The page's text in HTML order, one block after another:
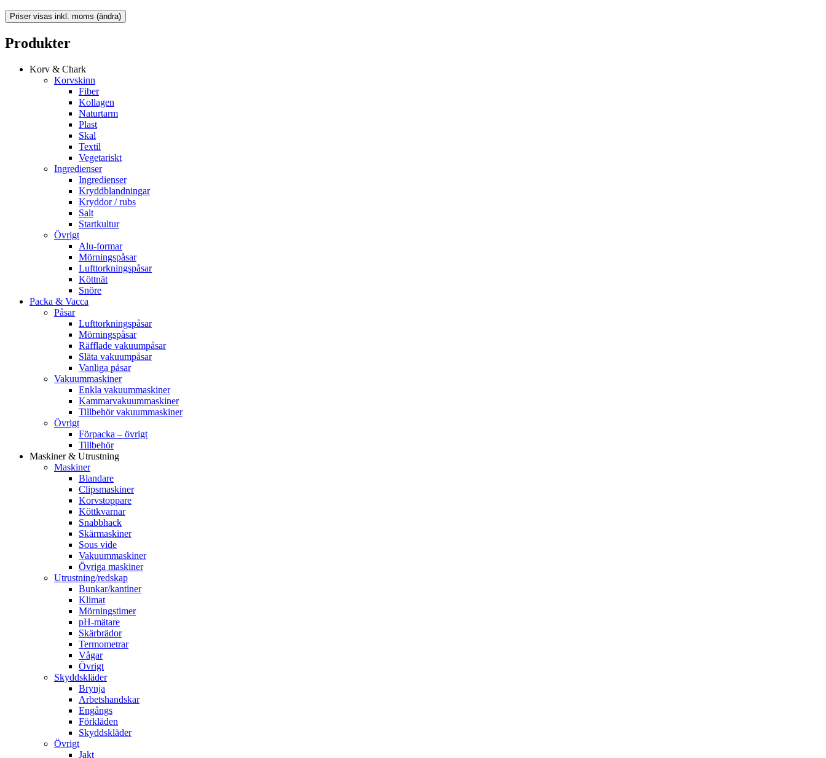
Produkter
Korv & Chark
Korvskinn
Fiber
Kollagen
Naturtarm
Plast
Skal
Textil
Vegetariskt
Ingredienser
Ingredienser
Kryddblandningar
Kryddor / rubs
Salt
Startkultur
Övrigt
Alu-formar
Mörningspåsar
Lufttorkningspåsar
Köttnät
Snöre
Packa & Vacca
Påsar
Lufttorkningspåsar
Mörningspåsar
Räfflade vakuumpåsar
Släta vakuumpåsar
Vanliga påsar
Vakuummaskiner
Enkla vakuummaskiner
Kammarvakuummaskiner
Tillbehör vakuummaskiner
Övrigt
Förpacka – övrigt
Tillbehör
Maskiner & Utrustning
Maskiner
Blandare
Clipsmaskiner
Korvstoppare
Köttkvarnar
Snabbhack
Skärmaskiner
Sous vide
Vakuummaskiner
Övriga maskiner
Utrustning/redskap
Bunkar/kantiner
Klimat
Mörningstimer
pH-mätare
Skärbrädor
Termometrar
Vågar
Övrigt
Skyddskläder
Brynja
Arbetshandskar
Engångs
Förkläden
Skyddskläder
Övrigt
Jakt